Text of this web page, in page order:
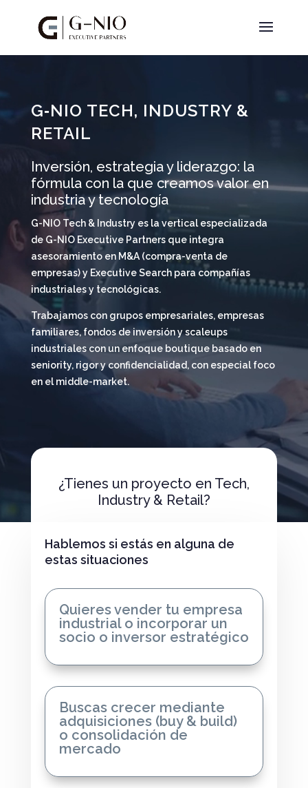
vídeo
G‑NIO TECH, INDUSTRY &
RETAIL
Inversión, estrategia y liderazgo: la
fórmula con la que creamos valor en
industria y tecnología
G-NIO Tech & Industry es la vertical especializada
de G-NIO Executive Partners que integra
asesoramiento en M&A (compra-venta de
empresas) y Executive Search para compañías
industriales y tecnológicas.
Trabajamos con grupos empresariales, empresas
familiares, fondos de inversión y scaleups
industriales con un enfoque boutique basado en
seniority, rigor y confidencialidad, con especial foco
en el middle-market.
¿Tienes un proyecto en Tech,
Industry & Retail?
Hablemos si estás en alguna de
estas situaciones
Quieres vender tu empresa
industrial o incorporar un
socio o inversor estratégico
Buscas crecer mediante
adquisiciones (buy & build)
o consolidación de
mercado